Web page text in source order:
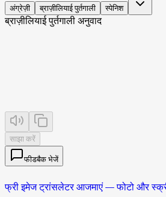
अंग्रेज़ी ब्राज़ीलियाई पुर्तगाली स्पेनिश
ब्राज़ीलियाई पुर्तगाली अनुवाद
साझा करें
फीडबैक भेजें
फ्री इमेज ट्रांसलेटर आजमाएं — फोटो और